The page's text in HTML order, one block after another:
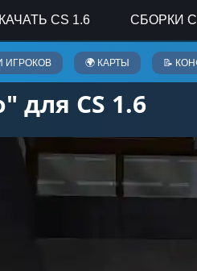
CS 1.6 СБОРКИ
ИГРОКОВ 🌍 КАРТЫ 📝
для CS 1.6